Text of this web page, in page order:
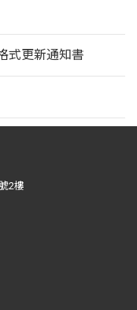
式更新通知書
2樓